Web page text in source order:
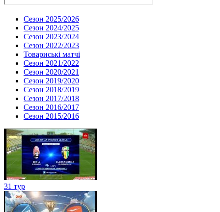
Сезон 2025/2026
Сезон 2024/2025
Сезон 2023/2024
Сезон 2022/2023
Товариські матчі
Сезон 2021/2022
Сезон 2020/2021
Сезон 2019/2020
Сезон 2018/2019
Сезон 2017/2018
Сезон 2016/2017
Сезон 2015/2016
31 тур